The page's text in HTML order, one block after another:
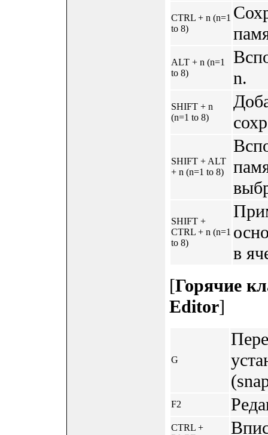
CTRL + n (n=1
to 8)
ALT + n (n=1
to 8)
n.
SHIFT + n
(n=1 to 8)
SHIFT + ALT
+ n (n=1 to 8)
SHIFT +
CTRL + n (n=1
to 8)
в
[Горячие
Editor]
G
F2
CTRL +